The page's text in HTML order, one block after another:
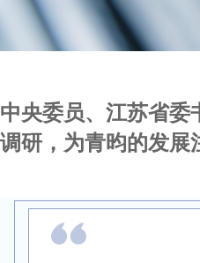
中央委员、江苏省
调研，为青昀的发展